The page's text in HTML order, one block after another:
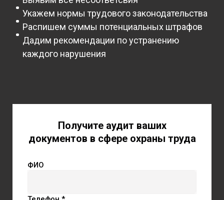
Укажем нормы трудового законодательства
Распишем суммы потенциальных штрафов
Дадим рекомендации по устранению
каждого нарушения
Получите аудит ваших
документов в сфере охраны труда
ФИО